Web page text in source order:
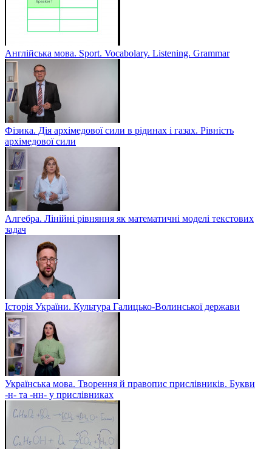
Англійська мова. Sport. Vocabolary. Listening. Grammar
Фізика. Дія архімедової сили в рідинах і газах. Рівність
архімедової сили
Алгебра. Лінійні рівняння як математичні моделі текстових
задач
Історія України. Культура Галицько-Волинської держави
Українська мова. Творення й правопис прислівників. Букви
-н- та -нн- у прислівниках